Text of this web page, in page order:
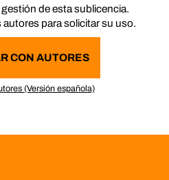
de esta sublicencia.
para solicitar su uso.
CON AUTORES
(Versión española)